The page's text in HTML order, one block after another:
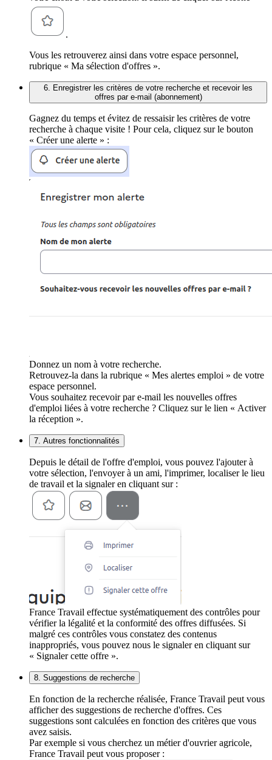
.
Vous les retrouverez ainsi dans votre espace personnel,
rubrique « Ma sélection d'offres ».
6. Enregistrer les critères de votre recherche et recevoir les
offres par e-mail (abonnement)
Gagnez du temps et évitez de ressaisir les critères de votre
recherche à chaque visite ! Pour cela, cliquez sur le bouton
« Créer une alerte » :
Donnez un nom à votre recherche.
Retrouvez-la dans la rubrique « Mes alertes emploi » de votre
espace personnel.
Vous souhaitez recevoir par e-mail les nouvelles offres
d'emploi liées à votre recherche ? Cliquez sur le lien « Activer
la réception ».
7. Autres fonctionnalités
Depuis le détail de l'offre d'emploi, vous pouvez l'ajouter à
votre sélection, l'envoyer à un ami, l'imprimer, localiser le lieu
de travail et la signaler en cliquant sur :
France Travail effectue systématiquement des contrôles pour
vérifier la légalité et la conformité des offres diffusées. Si
malgré ces contrôles vous constatez des contenus
inappropriés, vous pouvez nous le signaler en cliquant sur
« Signaler cette offre ».
8. Suggestions de recherche
En fonction de la recherche réalisée, France Travail peut vous
afficher des suggestions de recherche d'offres. Ces
suggestions sont calculées en fonction des critères que vous
avez saisis.
Par exemple si vous cherchez un métier d'ouvrier agricole,
France Travail peut vous proposer :